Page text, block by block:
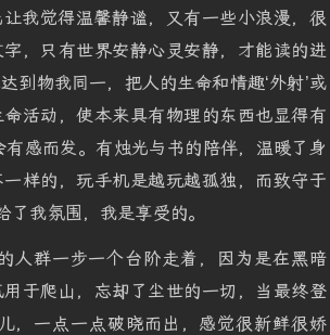
我觉得温馨静谧，又有一些小浪漫，很
，只有世界安静心灵安静，才能读的进
到物我同一，把人的生命和情趣‘外射’或
活动，使本来具有物理的东西也显得有
感而发。有烛光与书的陪伴，温暖了身
样的，玩手机是越玩越孤独，而致守于
我氛围，我是享受的。
人群一步一个台阶走着，因为是在黑暗
于爬山，忘却了尘世的一切，当最终登
，一点一点破晓而出，感觉很新鲜很娇